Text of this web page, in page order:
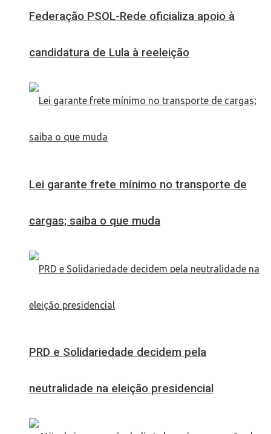
Federação PSOL-Rede oficializa apoio à
candidatura de Lula à reeleição
Lei garante frete mínimo no transporte de
cargas; saiba o que muda
PRD e Solidariedade decidem pela
neutralidade na eleição presidencial